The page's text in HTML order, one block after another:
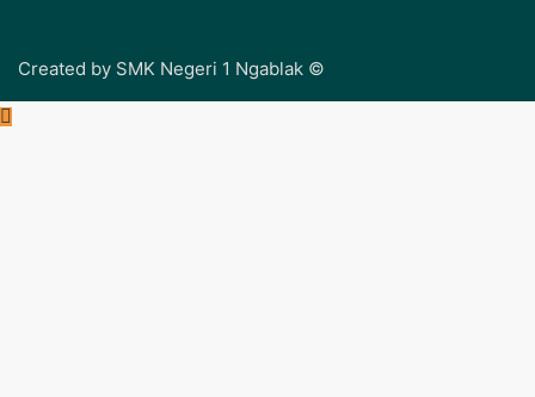
Created by SMK Negeri 1 Ngablak ©